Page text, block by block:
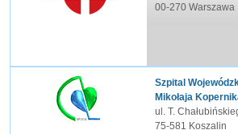
00-270 Warszawa
Szpital
Mikołaja
ul. T.
75-581 Koszalin